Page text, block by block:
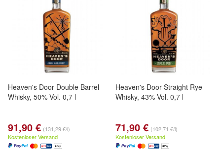
Heaven's Door Double Barrel
Whisky, 50% Vol. 0,7 l
91,90 € (131,29 €/l)
Kostenloser Versand
Heaven's Door Straight Rye
Whisky, 43% Vol. 0,7 l
71,90 € (102,71 €/l)
Kostenloser Versand